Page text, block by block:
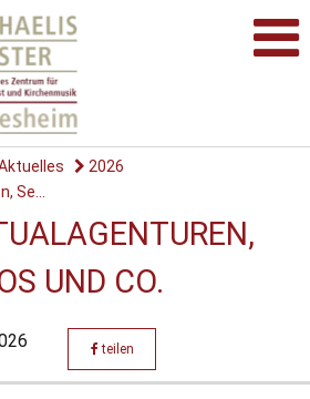
2026
Se...
UND CO.
teilen